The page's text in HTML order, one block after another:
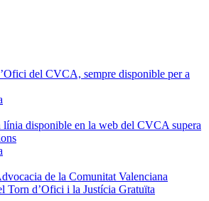
del CVCA, sempre disponible per a
disponible en la web del CVCA supera
de la Comunitat Valenciana
Torn d’Ofici i la Justícia Gratuïta